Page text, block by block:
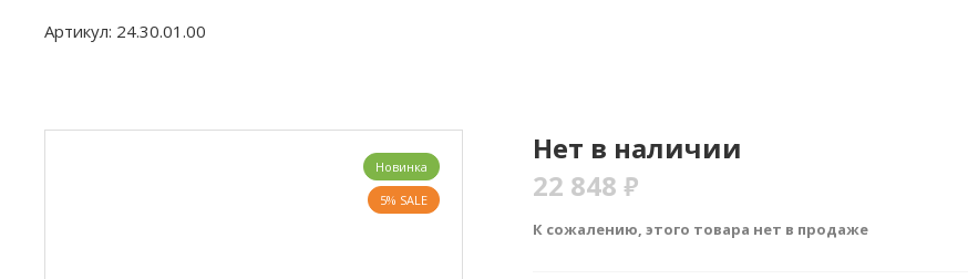
Артикул: 24.30.01.00
Новинка
5% SALE
Нет в наличии
22 848 ₽
К сожалению, этого товара нет в продаже